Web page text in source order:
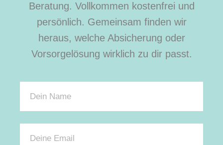
Beratung. Vollkommen kostenfrei und
persönlich. Gemeinsam finden wir
heraus, welche Absicherung oder
Vorsorgelösung wirklich zu dir passt.